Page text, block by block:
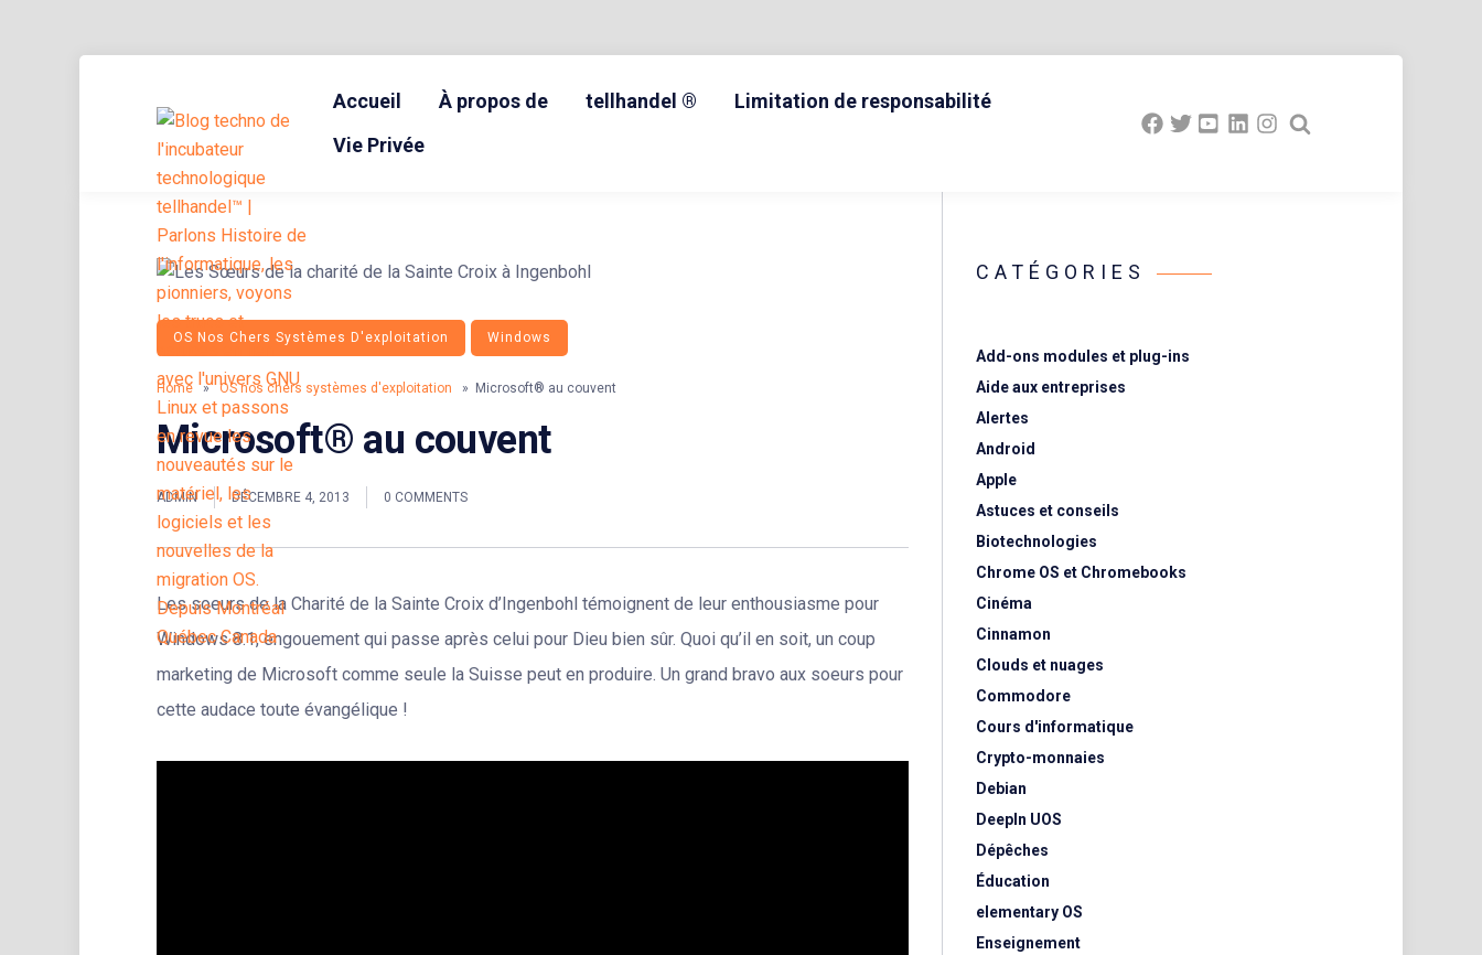
{ + }
BLOG TECHNOLOGIQUE DU HUB | MIGRATION GNU LINUX
Accueil À propos de tellhandel ®
Limitation de responsabilité
Vie Privée
OS Nos Chers Systèmes D'exploitation Windows
Home » OS nos chers systèmes d'exploitation » Microsoft® au couvent
Microsoft® au couvent
ADMIN DÉCEMBRE 4, 2013 0 COMMENTS
Les soeurs de la Charité de la Sainte Croix d’Ingenbohl témoignent de leur enthousiasme pour
Windows 8.1, engouement qui passe après celui pour Dieu bien sûr. Quoi qu’il en soit, un coup
marketing de Microsoft comme seule la Suisse peut en produire. Un grand bravo aux soeurs pour
cette audace toute évangélique !
CATÉGORIES
Add-ons modules et plug-ins
Aide aux entreprises
Alertes
Android
Apple
Astuces et conseils
Biotechnologies
Chrome OS et Chromebooks
Cinéma
Cinnamon
Clouds et nuages
Commodore
Cours d'informatique
Crypto-monnaies
Debian
DeepIn UOS
Dépêches
Éducation
elementary OS
Enseignement